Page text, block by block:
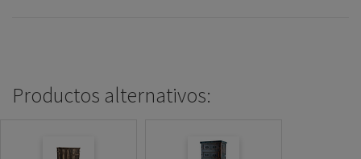
Productos alternativos: